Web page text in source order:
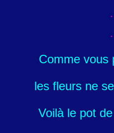
Comme vous
les fleurs ne
Voilà le pot